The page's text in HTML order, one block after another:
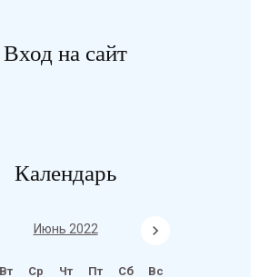
Вход на сайт
Календарь
Июнь 2022
Вт Ср Чт Пт Сб Вс